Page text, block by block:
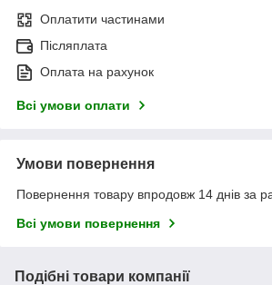
Оплатити частинами
Післяплата
Оплата на рахунок
Всі умови оплати
Умови повернення
Повернення товару впродовж 14 днів за
Всі умови повернення
Подібні товари компанії